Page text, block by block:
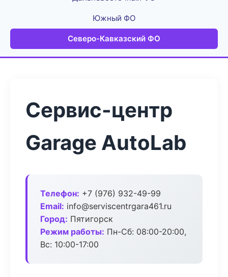
Южный ФО
Северо-Кавказский ФО
Сервис-центр
Garage AutoLab
Телефон: +7 (976) 932-49-99
Email: info@serviscentrgara461.ru
Город: Пятигорск
Режим работы: Пн-Сб: 08:00-20:00,
Вс: 10:00-17:00